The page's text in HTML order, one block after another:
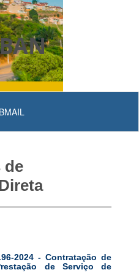
de
2024 - Contratação de
de Serviço de